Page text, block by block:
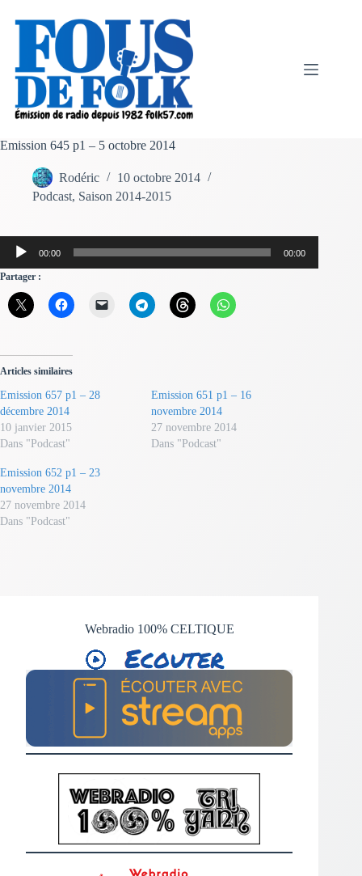
Emission 645 p1 – 5 octobre 2014
Rodéric
10 octobre 2014
Podcast, Saison 2014-2015
Lecteur
audio
00:00 00:00
Partager :
Articles similaires
Emission 657 p1 – 28
décembre 2014
10 janvier 2015
Dans "Podcast"
Emission 651 p1 – 16
novembre 2014
27 novembre 2014
Dans "Podcast"
Emission 652 p1 – 23
novembre 2014
27 novembre 2014
Dans "Podcast"
Webradio 100% CELTIQUE